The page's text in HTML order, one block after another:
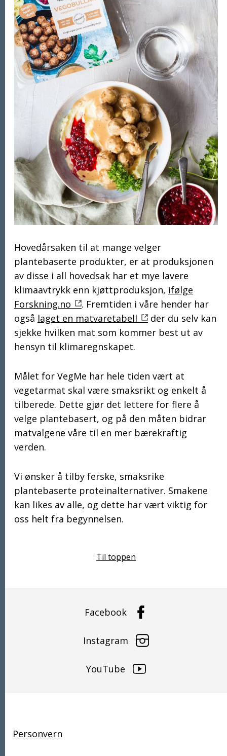
Hovedårsaken til at mange velger
plantebaserte produkter, er at produksjonen
av disse i all hovedsak har et mye lavere
klimaavtrykk enn kjøttproduksjon, ifølge
Forskning.no
. Fremtiden i våre hender har
også laget en matvaretabell
der du selv kan
sjekke hvilken mat som kommer best ut av
hensyn til klimaregnskapet.
Målet for VegMe har hele tiden vært at
vegetarmat skal være smaksrikt og enkelt å
tilberede. Dette gjør det lettere for flere å
velge plantebasert, og på den måten bidrar
matvalgene våre til en mer bærekraftig
verden.
Vi ønsker å tilby ferske, smaksrike
plantebaserte proteinalternativer. Smakene
kan likes av alle, og dette har vært viktig for
oss helt fra begynnelsen.
Til toppen
Facebook
Instagram
YouTube
Snarveier
Personvern